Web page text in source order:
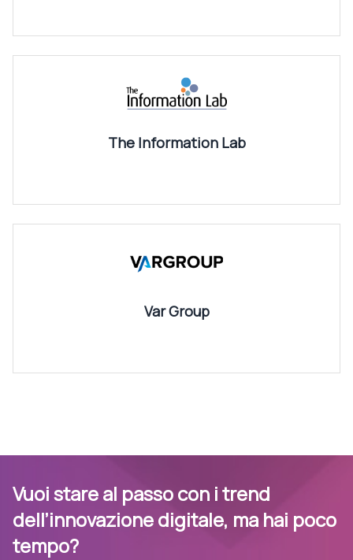
The Information Lab
Var Group
Vuoi stare al passo con i trend
dell’innovazione digitale, ma hai poco
tempo?